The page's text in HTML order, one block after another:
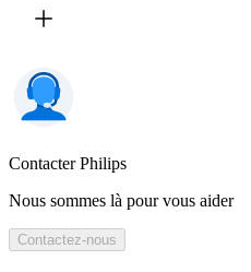
Contacter Philips
Nous sommes là pour vous aider
Contactez-nous